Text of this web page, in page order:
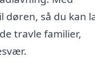
så du kan
travle familier,